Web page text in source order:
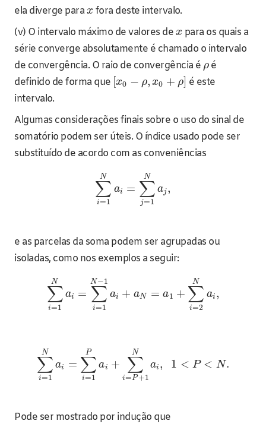
ela diverge parax fora deste intervalo.
(v) O intervalo máximo de valores de x para os quais a
série converge absolutamente é chamado o intervalo
de convergência. O raio de convergência é ρé
definido de forma que [x0 − ρ, x0 + ρ] é este
intervalo.
Algumas considerações finais sobre o uso do sinal de
somatório podem ser úteis. O índice usado pode ser
substituído de acordo com as conveniências
∑
i=1
N
ai = ∑
j=1
N
aj,
e as parcelas da soma podem ser agrupadas ou
isoladas, como nos exemplos a seguir:
∑
i=1
N
ai = ∑
i=1
N−1
ai + aN = a1 + ∑
i=2
N
ai ,
∑
i=1
N
ai = ∑
i=1
P
ai + ∑
i=P+1
N
ai , 1 < P < N.
Pode ser mostrado por indução que